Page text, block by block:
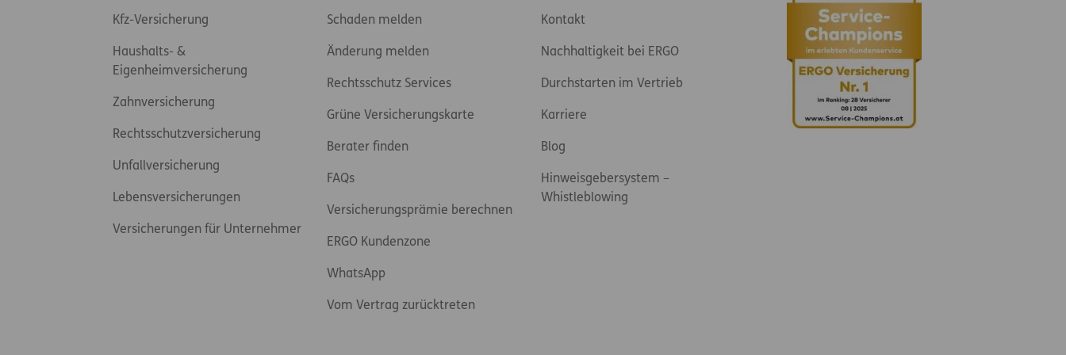
Kfz-Versicherung
Haushalts- &
Eigenheimversicherung
Zahnversicherung
Rechtsschutzversicherung
Unfallversicherung
Lebensversicherungen
Versicherungen für Unternehmer
Schaden melden
Änderung melden
Rechtsschutz Services
Grüne Versicherungskarte
Berater finden
FAQs
Versicherungsprämie berechnen
ERGO Kundenzone
WhatsApp
Vom Vertrag zurücktreten
Kontakt
Nachhaltigkeit bei ERGO
Durchstarten im Vertrieb
Karriere
Blog
Hinweisgebersystem –
Whistleblowing